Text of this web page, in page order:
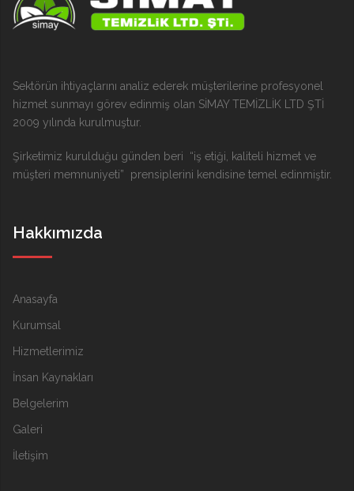
Sektörün ihtiyaçlarını analiz ederek müşterilerine profesyonel
hizmet sunmayı görev edinmiş olan SİMAY TEMİZLİK LTD ŞTİ
2009 yılında kurulmuştur.
Şirketimiz kurulduğu günden beri “iş etiği, kaliteli hizmet ve
müşteri memnuniyeti” prensiplerini kendisine temel edinmiştir.
Hakkımızda
Anasayfa
Kurumsal
Hizmetlerimiz
İnsan Kaynakları
Belgelerim
Galeri
İletişim